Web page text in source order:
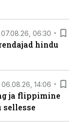
07.08.26, 06:30
hindu
06.08.26, 14:06
ja flippimine
sellesse